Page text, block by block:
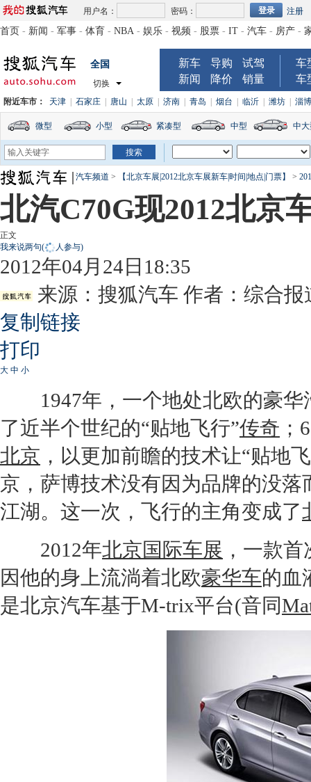
用户名： 密码： 注册
首页 - 新闻 - 军事 - 体育 - NBA - 娱乐 - 视频 - 股票 - IT - 汽车 - 房产 -
全国
切换
新车 导购
试驾
新闻
降价 销量
车
车
附近车市： 天津 石家庄 唐山 太原 济南 青岛 烟台 临沂 潍坊 淄博
微型 小型 紧凑型 中型 中
汽车频道 > 【北京车展|2012北京车展新车|时间|地点|门票】 >
北汽C70G现2012北京
正文
我来说两句( 人参与)
2012年04月24日18:35
来源： 搜狐汽车 作者：综合报
复制链接
打印
大 中 小
1947年，一个地处北欧的豪华
了近半个世纪的“贴地飞行”传奇
北京 ，以更加前瞻的技术让“贴地
京， 萨博技术没有因为品牌的没
江湖。这一次，飞行的主角变成了
2012年北京国际车展 ，一款
因他的身上流淌着北欧豪华车的血
是北京汽车基于M-trix平台(音同